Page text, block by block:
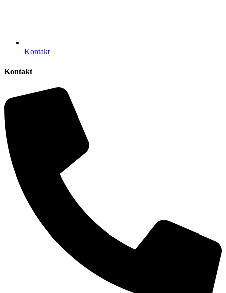
Kontakt
Kontakt